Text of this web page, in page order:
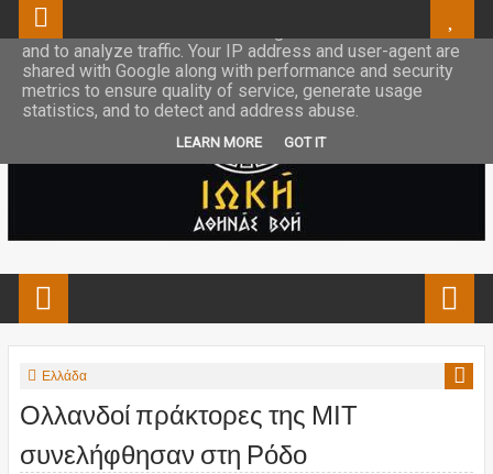
Ελλάδα
Ολλανδοί πράκτορες της ΜΙΤ
συνελήφθησαν στη Ρόδο
This site uses cookies from Google to deliver its services
and to analyze traffic. Your IP address and user-agent are
shared with Google along with performance and security
metrics to ensure quality of service, generate usage
statistics, and to detect and address abuse.
LEARN MORE GOT IT